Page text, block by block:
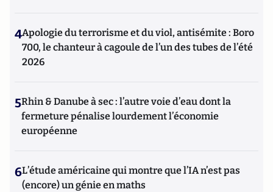
4Apologie du terrorisme et du viol, antisémite : Boro
700, le chanteur à cagoule de l’un des tubes de l’été
2026
5Rhin & Danube à sec : l’autre voie d’eau dont la
fermeture pénalise lourdement l’économie
européenne
6L’étude américaine qui montre que l’IA n’est pas
(encore) un génie en maths